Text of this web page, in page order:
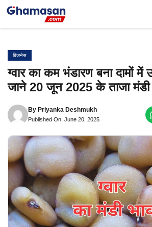
Skip
बिजनेस
ग्वार का कम भंडारण बना दामों
जाने 20 जून 2025 के ताजा
By Priyanka Deshmukh
Published On: June 20, 2025